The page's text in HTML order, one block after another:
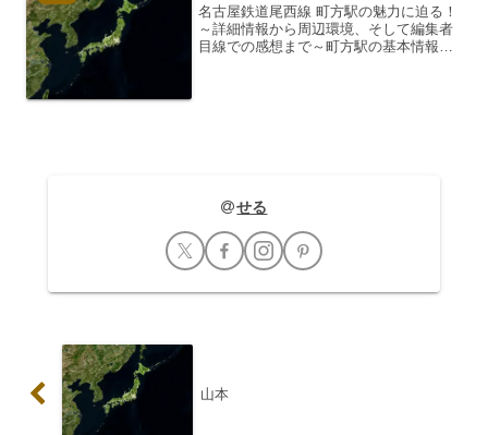
名古屋鉄道尾西線 町方駅の魅力に迫る！
～詳細情報から周辺環境、そして編集者
目線での感想まで～町方駅の基本情報：
せる
山本